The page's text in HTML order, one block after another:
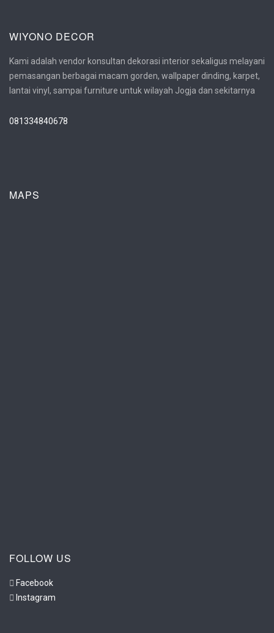
WIYONO DECOR
Kami adalah vendor konsultan dekorasi interior sekaligus melayani
pemasangan berbagai macam gorden, wallpaper dinding, karpet,
lantai vinyl, sampai furniture untuk wilayah Jogja dan sekitarnya
081334840678
MAPS
FOLLOW US
Facebook
Instagram